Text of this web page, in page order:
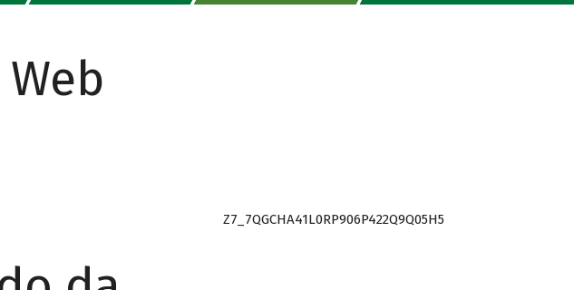
Z7_7QGCHA41L0RP906P422Q9Q05H5